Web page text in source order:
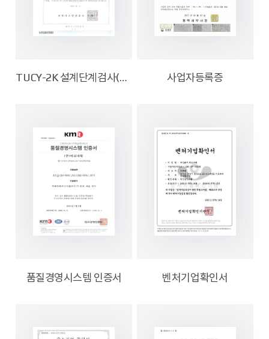
TUCY-2K 설계단계검사(KGS) 합격증명서 사업자등록증
품질경영시스템 인증서 벤처기업확인서